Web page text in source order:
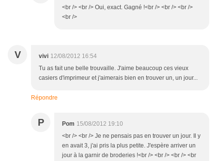
<br /> <br /> Oui, exact. Gagné !<br /> <br /> <br />
<br />
V vivi 12/08/2012 16:54
Tu as fait une belle trouvaille. J'aime beaucoup ces vieux
casiers d'imprimeur et j'aimerais bien en trouver un, un jour...
Répondre
P Pom 15/08/2012 19:10
<br /> <br /> Je ne pensais pas en trouver un jour. Il y
en avait 3, j'ai pris la plus petite. J'espère arriver un
jour à la garnir de broderies !<br /> <br /> <br /> <br